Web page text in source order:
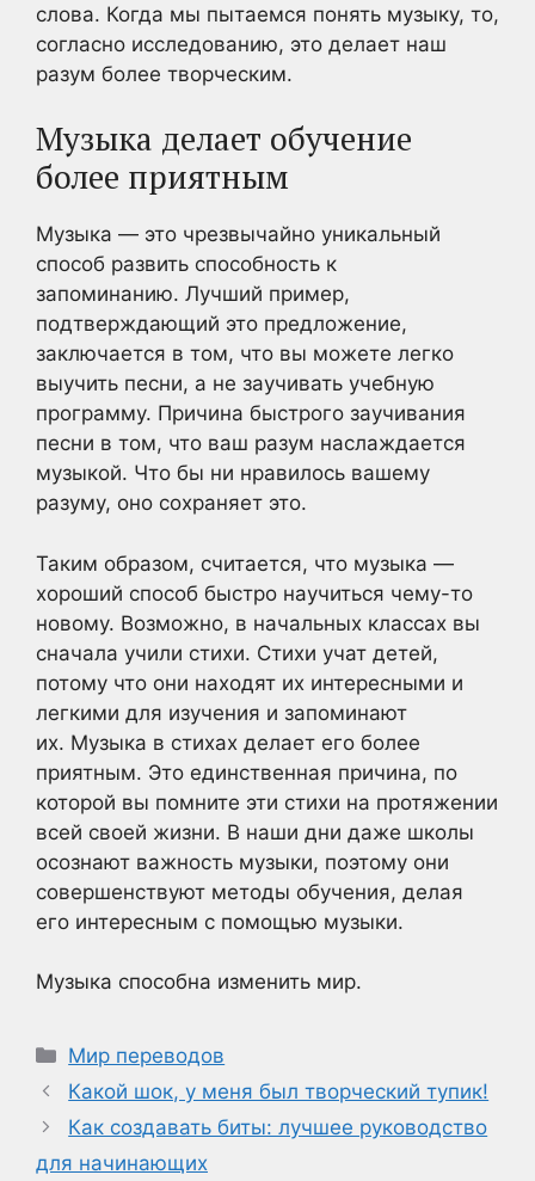
слова. Когда мы пытаемся понять музыку, то,
согласно исследованию, это делает наш
разум более творческим.
Музыка делает обучение
более приятным
Музыка — это чрезвычайно уникальный
способ развить способность к
запоминанию. Лучший пример,
подтверждающий это предложение,
заключается в том, что вы можете легко
выучить песни, а не заучивать учебную
программу. Причина быстрого заучивания
песни в том, что ваш разум наслаждается
музыкой. Что бы ни нравилось вашему
разуму, оно сохраняет это.
Таким образом, считается, что музыка —
хороший способ быстро научиться чему-то
новому. Возможно, в начальных классах вы
сначала учили стихи. Стихи учат детей,
потому что они находят их интересными и
легкими для изучения и запоминают
их. Музыка в стихах делает его более
приятным. Это единственная причина, по
которой вы помните эти стихи на протяжении
всей своей жизни. В наши дни даже школы
осознают важность музыки, поэтому они
совершенствуют методы обучения, делая
его интересным с помощью музыки.
Музыка способна изменить мир.
Рубрики
Мир переводов
Какой шок, у меня был творческий тупик!
Как создавать биты: лучшее руководство
для начинающих